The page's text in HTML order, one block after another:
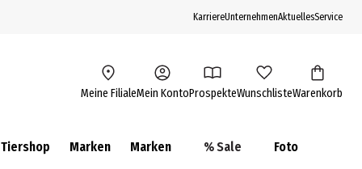
KarriereUnternehmenAktuellesService
Meine FilialeMein KontoProspekteWunschlisteWarenkorb
Tiershop Marken Marken % Sale Foto